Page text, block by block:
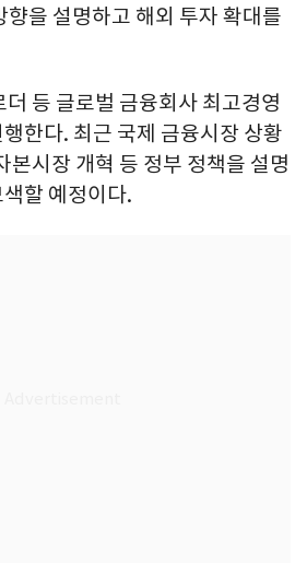
향을 설명하고 해외 투자 확대를
등 글로벌 금융회사 최고경영
한다. 최근 국제 금융시장 상황
본시장 개혁 등 정부 정책을 설명
할 예정이다.